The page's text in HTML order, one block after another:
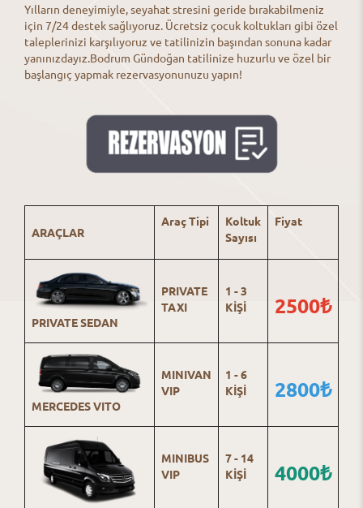
Yılların deneyimiyle, seyahat stresini geride bırakabilmeniz
için 7/24 destek sağlıyoruz. Ücretsiz çocuk koltukları gibi özel
taleplerinizi karşılıyoruz ve tatilinizin başından sonuna kadar
yanınızdayız.Bodrum Gündoğan tatilinize huzurlu ve özel bir
başlangıç yapmak rezervasyonunuzu yapın!
ARAÇLAR
Araç Tipi
Koltuk
Sayısı
Fiyat
PRIVATE SEDAN
PRIVATE
TAXI
1 - 3
KİŞİ
2500₺
MERCEDES VITO
MINIVAN
VIP
1 - 6
KİŞİ
2800₺
MINIBUS
VIP
7 - 14
KİŞİ
4000₺